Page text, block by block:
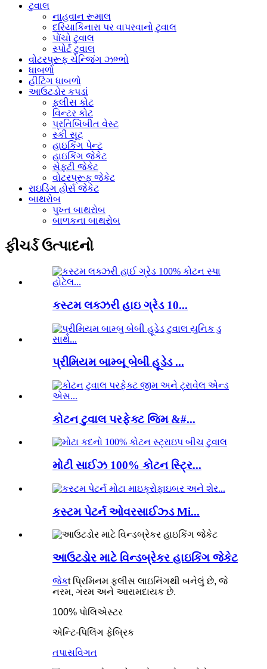
ટુવાલ
નાહવાન રૂમાલ
દરિયાકિનારા પર વાપરવાનો ટુવાલ
પોંચો ટુવાલ
સ્પોર્ટ ટુવાલ
વોટરપ્રૂફ ચેન્જિંગ ઝભ્ભો
ધાબળો
હીટિંગ ધાબળો
આઉટડોર કપડાં
ફ્લીસ કોટ
વિન્ટર કોટ
પ્રતિબિંબીત વેસ્ટ
સ્કી સૂટ
હાઇકિંગ પેન્ટ
હાઇકિંગ જેકેટ
સેફ્ટી જેકેટ
વોટરપ્રૂફ જેકેટ
રાઇડિંગ હોર્સ જેકેટ
બાથરોબ
પુખ્ત બાથરોબ
બાળકના બાથરોબ
ફીચર્ડ ઉત્પાદનો
કસ્ટમ લક્ઝરી હાઇ ગ્રેડ 10...
પ્રીમિયમ બામ્બૂ બેબી હૂડેડ ...
કોટન ટુવાલ પરફેક્ટ જિમ &#...
મોટી સાઈઝ 100% કોટન સ્ટ્રિ...
કસ્ટમ પેટર્ન ઓવરસાઈઝ્ડ Mi...
આઉટડોર માટે વિન્ડબ્રેકર હાઇકિંગ જેકેટ
જેકt પ્રિમિનમ ફ્લીસ લાઇનિંગથી બનેલું છે, જે
નરમ, ગરમ અને આરામદાયક છે.
100% પોલિએસ્ટર
એન્ટિ-પિલિંગ ફેબ્રિક
તપાસવિગત